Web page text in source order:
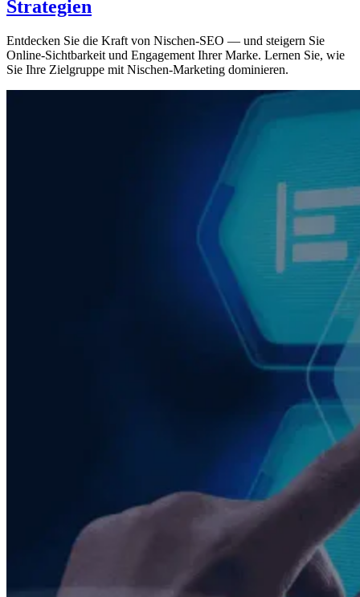
Strategien
Entdecken Sie die Kraft von Nischen-SEO — und steigern Sie
Online-Sichtbarkeit und Engagement Ihrer Marke. Lernen Sie, wie
Sie Ihre Zielgruppe mit Nischen-Marketing dominieren.